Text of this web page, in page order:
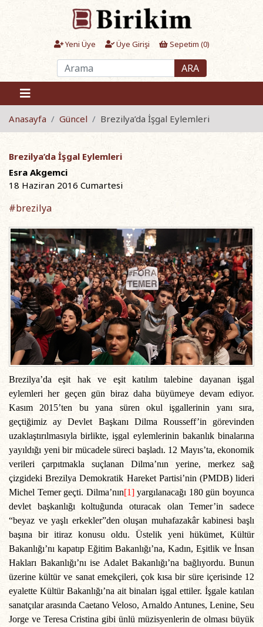
Yeni Üye Üye Girişi Sepetim (0)
ARA
Anasayfa Güncel Brezilya’da İşgal Eylemleri
Brezilya’da İşgal Eylemleri
Esra Akgemci
18 Haziran 2016 Cumartesi
#brezilya
Brezilya’da eşit hak ve eşit katılım talebine dayanan işgal
eylemleri her geçen gün biraz daha büyümeye devam ediyor.
Kasım 2015’ten bu yana süren okul işgallerinin yanı sıra,
geçtiğimiz ay Devlet Başkanı Dilma Rousseff’in görevinden
uzaklaştırılmasıyla birlikte, işgal eylemlerinin bakanlık binalarına
yayıldığı yeni bir mücadele süreci başladı. 12 Mayıs’ta, ekonomik
verileri çarpıtmakla suçlanan Dilma’nın yerine, merkez sağ
çizgideki Brezilya Demokratik Hareket Partisi’nin (PMDB) lideri
Michel Temer geçti. Dilma’nın[1]yargılanacağı 180 gün boyunca
devlet başkanlığı koltuğunda oturacak olan Temer’in sadece
“beyaz ve yaşlı erkekler”den oluşan muhafazakâr kabinesi başlı
başına bir itiraz konusu oldu. Üstelik yeni hükümet, Kültür
Bakanlığı’nı kapatıp Eğitim Bakanlığı’na, Kadın, Eşitlik ve İnsan
Hakları Bakanlığı’nı ise Adalet Bakanlığı’na bağlıyordu. Bunun
üzerine kültür ve sanat emekçileri, çok kısa bir süre içerisinde 12
eyalette Kültür Bakanlığı’na ait binaları işgal ettiler. İşgale katılan
sanatçılar arasında Caetano Veloso, Arnaldo Antunes, Lenine, Seu
Jorge ve Teresa Cristina gibi ünlü müzisyenlerin de olması büyük